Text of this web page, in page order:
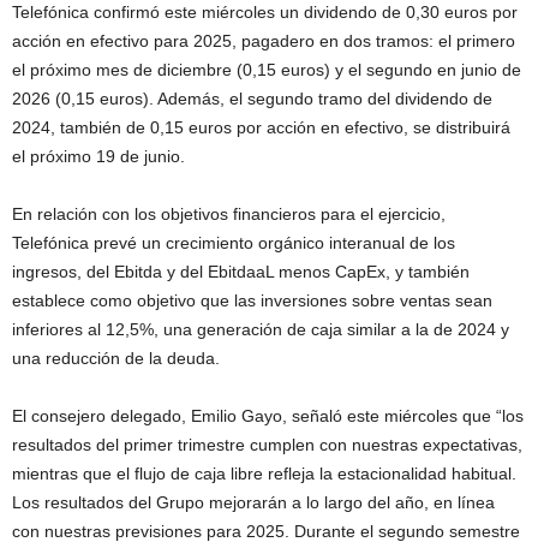
Telefónica confirmó este miércoles un dividendo de 0,30 euros por
acción en efectivo para 2025, pagadero en dos tramos: el primero
el próximo mes de diciembre (0,15 euros) y el segundo en junio de
2026 (0,15 euros). Además, el segundo tramo del dividendo de
2024, también de 0,15 euros por acción en efectivo, se distribuirá
el próximo 19 de junio.
En relación con los objetivos financieros para el ejercicio,
Telefónica prevé un crecimiento orgánico interanual de los
ingresos, del Ebitda y del EbitdaaL menos CapEx, y también
establece como objetivo que las inversiones sobre ventas sean
inferiores al 12,5%, una generación de caja similar a la de 2024 y
una reducción de la deuda.
El consejero delegado, Emilio Gayo, señaló este miércoles que “los
resultados del primer trimestre cumplen con nuestras expectativas,
mientras que el flujo de caja libre refleja la estacionalidad habitual.
Los resultados del Grupo mejorarán a lo largo del año, en línea
con nuestras previsiones para 2025. Durante el segundo semestre